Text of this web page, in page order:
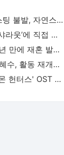
‘참교육’ 감독 “김남길 캐스팅 불발, 자연스러운 과정… 다음엔 꼭 함께하고 싶어” [인터뷰
‘참교육’ 김무열, 존 시나 ‘샤라웃’에 직접 등판…넷플릭스 “쌍둥이” 인정 [왓IS] - 일간스
‘지연수와 이혼’ 일라이, 6년 만에 재혼 발표…“남은 인생 함께할 사람” [전문] - 일간스포츠
‘학폭 의혹→카페 사장’ 박혜수, 활동 재개하나…화보 사진 공개 - 일간스포츠
[2026 북중미]'케이팝 데몬 헌터스' OST 부른 이재, 북중미월드컵 개막식 무대 선다 - 일간스포츠